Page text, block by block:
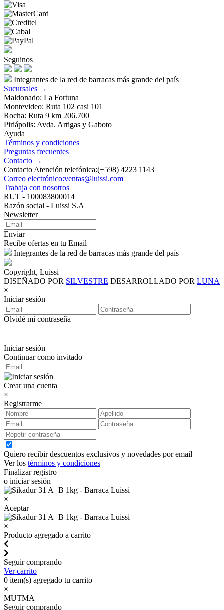
Seguinos
Integrantes de la red de barracas más grande del país
Sucursales →
Maldonado: La Fortuna
Montevideo: Ruta 102 casi 101
Rocha: Ruta 9 km 206.700
Piriápolis: Avda. Artigas y Gaboto
Ayuda
Términos y condiciones
Preguntas frecuentes
Contacto →
Contacto Atención telefónica:(+598) 4223 1143
Correo electrónico:ventas@luissi.com
Trabaja con nosotros
RUT - 100083800014
Razón social - Luissi S.A
Newsletter
Enviar
Recibe ofertas en tu Email
Integrantes de la red de barracas más grande del país
Copyright, Luissi
DISEÑADO POR SILVESTRE DESARROLLADO POR LUNA
×
Iniciar sesión
Olvidé mi contraseña
Iniciar sesión
Continuar como invitado
Crear una cuenta
×
Registrarme
Quiero recibir descuentos exclusivos y novedades por email
Ver los términos y condiciones
Finalizar registro
o iniciar sesión
×
Aceptar
×
Producto agregado a carrito
Seguir comprando
Ver carrito
0 item(s) agregado tu carrito
×
MUTMA
Seguir comprando